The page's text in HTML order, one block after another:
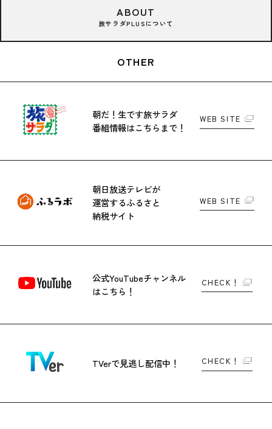
ABOUT
旅サラダPLUSについて
OTHER
朝だ！生です旅サラダ
番組情報はこちらまで！
WEB SITE
朝日放送テレビが
運営するふるさと
納税サイト
WEB SITE
公式YouTubeチャンネル
はこちら！
CHECK！
TVerで見逃し配信中！ CHECK！